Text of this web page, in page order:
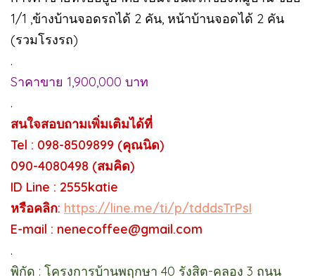
1/1 ,ข้างบ้านจอดรถได้ 2 คัน, หน้าบ้านจอดได้ 2 คัน
(รวมโรงรถ)
.
Sาคาขาย 1,900,000 บาท
.
สนใจสอบถามเพิ่มเติมได้ที่
Tel : 098-8509899 (คุณนิด)
090-4080498 (สมคิด)
ID Line : 2555katie
หรือคลิก: https://line.me/ti/p/tdddsTrPsI
E-mail : nenecoffee@gmail.com
.
พิกัด : โครงการบ้านพฤกษา 40 รังสิต-คลอง 3 ถนน